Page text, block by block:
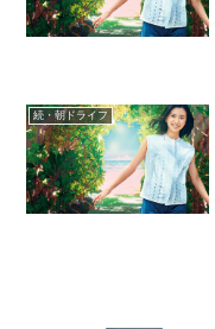
続・朝ドライフ